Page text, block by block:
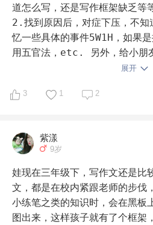
讨论的提纲让孩子自行输出。一
AI（具体用法下面说），成稿后
四年级这一年慢慢有了再次修改
老师指定，大部分是孩子自己定
的新鲜事，或者按单元题材再写
素材方面我会提示孩子，但最终
察生活、积累感受，这样孩子才
关于AI的用法：
修改一稿发给AI之前，我会先把
对应的单元内容拍给AI。这样它
写作要求不会跑偏，给出的意见
道怎么写，还是写作框架缺乏等
2.找到原因后，对症下压，不知
忆一些具体的事件5W1H，如果
用五官法，etc. 另外，给小朋
会教），总分总，中间分2段，结
朋友手写，一个事件一个事件的
我们目前八年级语文作文稳定
学毕业前整理的那些反复写到
算优秀作文，所以不算高，也不
加入名人名句，多一些寄情笔墨
展开
3 1 2
紫漾
9岁
娃现在三年级下，写作文还是比
文，都是在校内紧跟老师的步伐
小练笔之类的知识时，会在黑板
图出来，这样孩子就有了个框架